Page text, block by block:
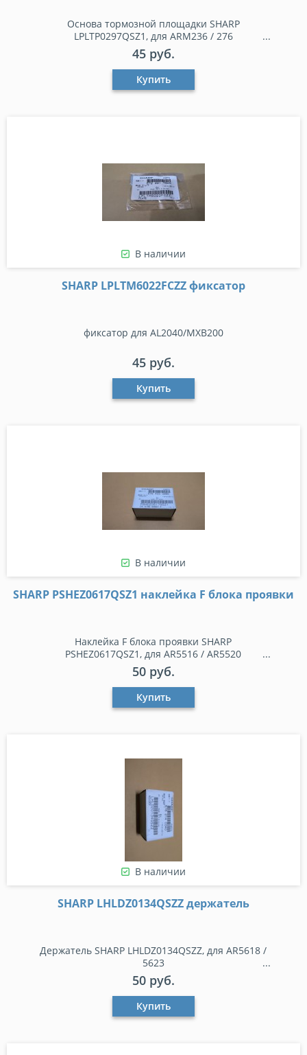
Основа тормозной площадки SHARP
LPLTP0297QSZ1, для ARM236 / 276
45 руб.
Купить
В наличии
SHARP LPLTM6022FCZZ фиксатор
фиксатор для AL2040/MXB200
45 руб.
Купить
В наличии
SHARP PSHEZ0617QSZ1 наклейка F блока проявки
Наклейка F блока проявки SHARP
PSHEZ0617QSZ1, для AR5516 / AR5520
50 руб.
Купить
В наличии
SHARP LHLDZ0134QSZZ держатель
Держатель SHARP LHLDZ0134QSZZ, для AR5618 /
5623
50 руб.
Купить